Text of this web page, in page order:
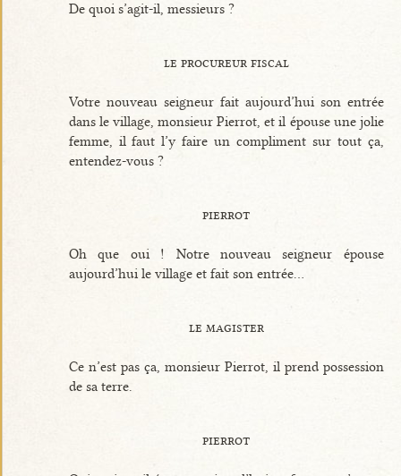
De quoi s’agit-il, messieurs ?
le procureur fiscal
Votre nouveau seigneur fait aujourd’hui son entrée
dans le village, monsieur Pierrot, et il épouse une jolie
femme, il faut l’y faire un compliment sur tout ça,
entendez-vous ?
pierrot
Oh que oui ! Notre nouveau seigneur épouse
aujourd’hui le village et fait son entrée...
le magister
Ce n’est pas ça, monsieur Pierrot, il prend possession
de sa terre.
pierrot